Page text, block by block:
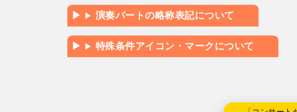
演奏パートの略称表記について
特殊条件アイコン・マークについて